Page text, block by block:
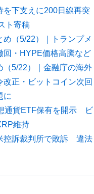
を下支えに200日線再突
ト寄稿
（5/22）｜トランプメ
回・HYPE価格高騰など
（5/22）｜金融庁の海外
正・ビットコイン次回
に
通貨ETF保有を開示 ビ
維持
控訴裁判所で敗訴 違法